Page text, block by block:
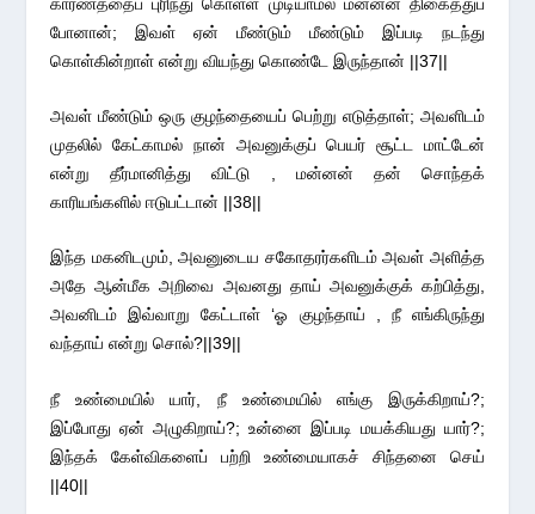
போனான்; இவள் ஏன் மீண்டும் மீண்டும் இப்படி நடந்து
கொள்கின்றாள் என்று வியந்து கொண்டே இருந்தான் ||37||
அவள் மீண்டும் ஒரு குழந்தையைப் பெற்று எடுத்தாள்; அவளிடம்
முதலில் கேட்காமல் நான் அவனுக்குப் பெயர் சூட்ட மாட்டேன்
என்று தீர்மானித்து விட்டு , மன்னன் தன் சொந்தக்
காரியங்களில் ஈடுபட்டான் ||38||
இந்த மகனிடமும், அவனுடைய சகோதரர்களிடம் அவள் அளித்த
அதே ஆன்மீக அறிவை அவனது தாய் அவனுக்குக் கற்பித்து,
அவனிடம் இவ்வாறு கேட்டாள் ‘ஓ குழந்தாய் , நீ எங்கிருந்து
வந்தாய் என்று சொல்?||39||
நீ உண்மையில் யார், நீ உண்மையில் எங்கு இருக்கிறாய்?;
இப்போது ஏன் அழுகிறாய்?; உன்னை இப்படி மயக்கியது யார்?;
இந்தக் கேள்விகளைப் பற்றி உண்மையாகச் சிந்தனை செய்
||40||